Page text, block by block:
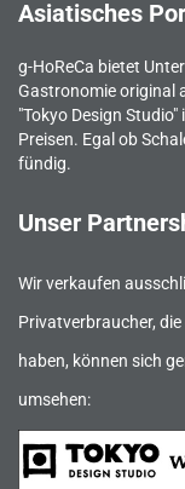
Asiatisches
g-HoReCa bietet
Gastronomie original
"Tokyo Design
Preisen. Egal ob
fündig.
Unser
Wir verkaufen
Privatverbraucher,
haben, können sich
umsehen: